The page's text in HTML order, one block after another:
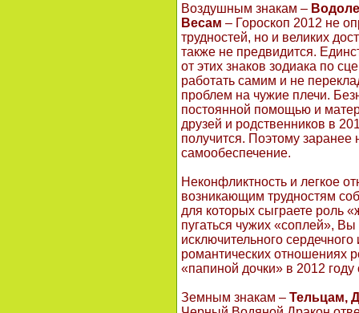
Воздушным знакам –
Весам – Гороскоп 2012 не
трудностей, но и великих
также не предвидится.
от этих знаков зодиака по
работать самим и не
проблем на чужие плечи.
постоянной помощью и
друзей и родственников в
получится. Поэтому заранее
самообеспечение.
Неконфликтность и легкое
возникающим трудностям
для которых сыграете роль
пугаться чужих «соплей»,
исключительного
романтических отношениях
«папиной дочки» в 2012
Земным знакам – Тельцам,